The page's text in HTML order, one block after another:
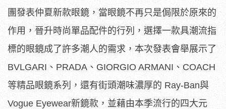
團發表仲夏新款眼鏡，當眼鏡不再只是侷限於原來的
作用，晉升時尚單品配件的行列，選擇一款具潮流指
標的眼鏡成了許多潮人的需求，本次發表會舉展示了
BVLGARI、PRADA、GIORGIO ARMANI、COACH
等精品眼鏡系列，還有街頭潮味濃厚的 Ray-Ban與
Vogue Eyewear新鏡款，並藉由本季流行的四大元